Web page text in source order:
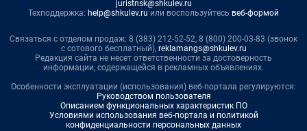
juristnsk@shkulev.ru
Техподдержка: help@shkulev.ru или воспользуйтесь веб-формой
Связаться с отделом продаж: 8 (383) 212-52-52, 8 (800) 200-03-83 (звонок
с сотового бесплатный), reklamangs@shkulev.ru
Редакция сайта не несет ответственности за достоверность
информации, содержащейся в рекламных объявлениях.
Особенности эксплуатации (использования) веб-портала регулируются:
Руководством пользователя
Описанием функциональных характеристик ПО
Условиями использования веб-портала и политикой
конфиденциальности персональных данных